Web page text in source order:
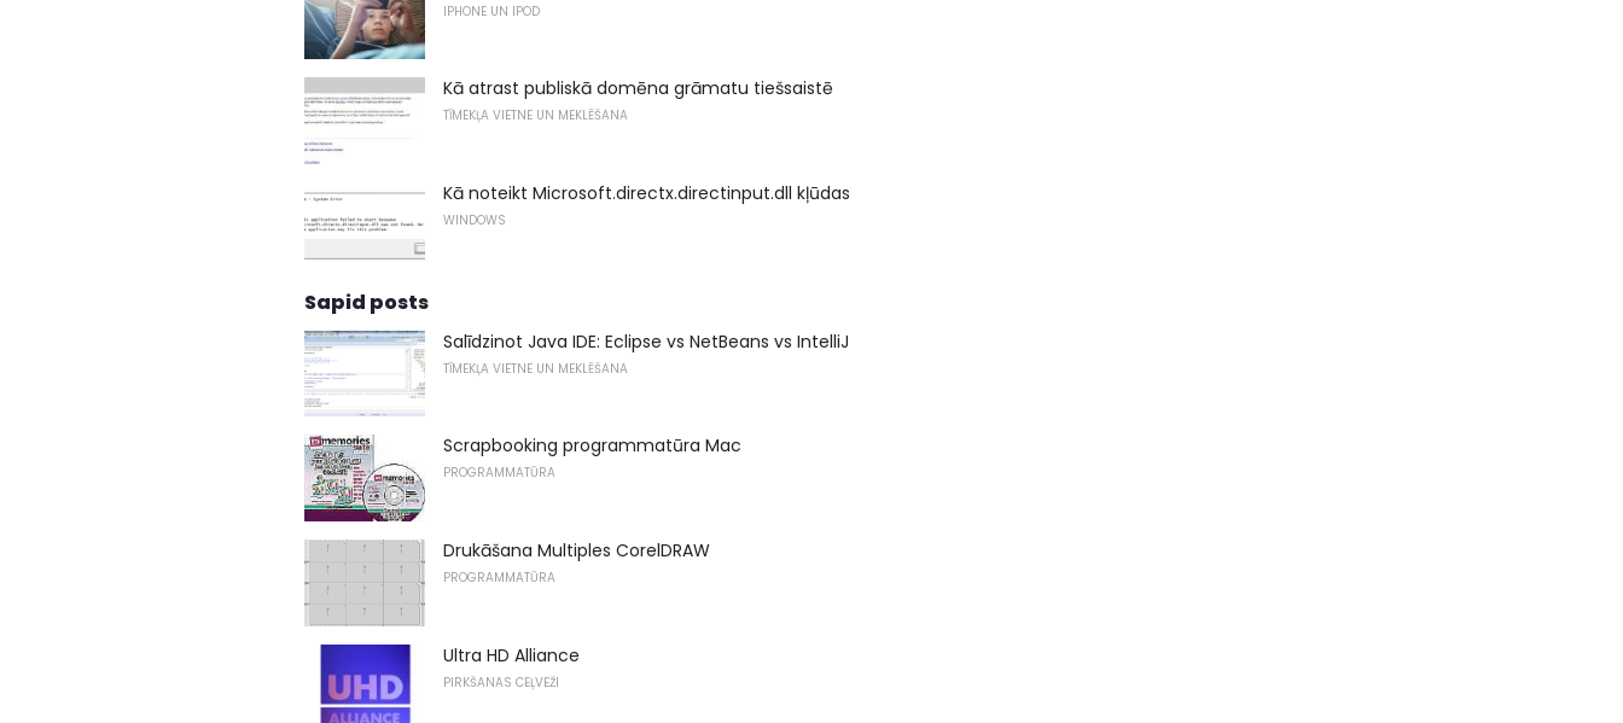
IPHONE UN IPOD
Kā atrast publiskā domēna grāmatu tiešsaistē
TĪMEKĻA VIETNE UN MEKLĒŠANA
Kā noteikt Microsoft.directx.directinput.dll kļūdas
WINDOWS
Sapid posts
Salīdzinot Java IDE: Eclipse vs NetBeans vs IntelliJ
TĪMEKĻA VIETNE UN MEKLĒŠANA
Scrapbooking programmatūra Mac
PROGRAMMATŪRA
Drukāšana Multiples CorelDRAW
PROGRAMMATŪRA
Ultra HD Alliance
PIRKŠANAS CEĻVEŽI